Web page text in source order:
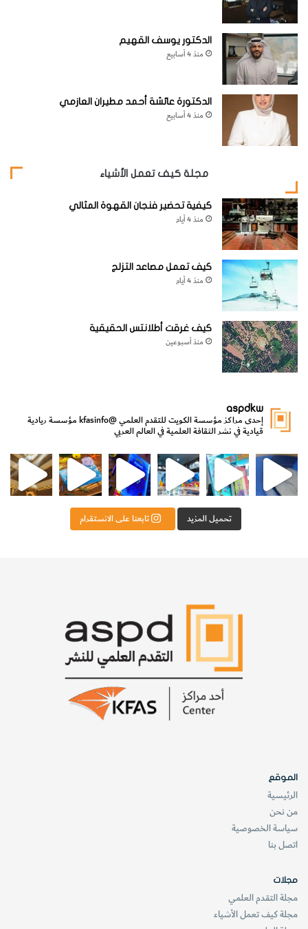
الدكتور يوسف القهيم
منذ 4 أسابيع
الدكتورة عائشة أحمد مطيران العازمي
منذ 4 أسابيع
مجلة كيف تعمل الأشياء
كيفية تحضير فنجان القهوة المثالي
منذ 4 أيام
كيف تعمل مصاعد التزلج
منذ 4 أيام
كيف غرقت أطلانتس الحقيقية
منذ أسبوعين
aspdkw
إحدى مراكز مؤسسة الكويت للتقدم العلمي@kfasinfo مؤسسة ريادية
قيادية في نشر الثقافة العلمية في العالم العربي
لشؤون الش
من الأعماق نكتشف ومن الكتب نتعلّم
⁨ ⁨ نتشرف بدعوتكم لزيارة جناح التقدم العلمي للنشر ⁨ رجعنا! ما كنّا بعيد! مجهزين لكم كل جديد!⁩
تحميل المزيد تابعنا على الانستقرام
الموقع
الرئيسية
من نحن
سياسة الخصوصية
اتصل بنا
مجلات
مجلة التقدم العلمي
مجلة كيف تعمل الأشياء